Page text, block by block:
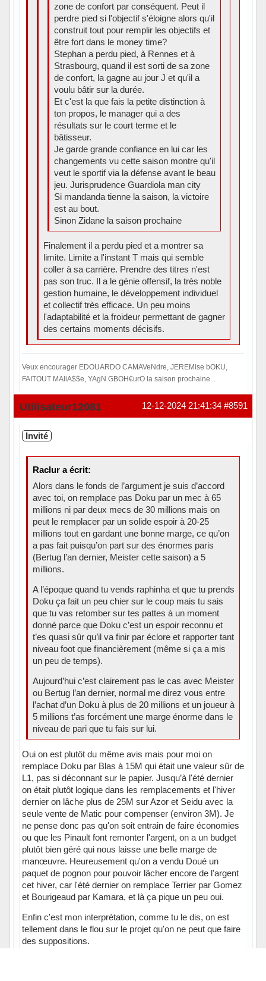
zone de confort par conséquent. Peut il
perdre pied si l'objectif s'éloigne alors qu'il
construit tout pour remplir les objectifs et
être fort dans le money time?
Stephan a perdu pied, à Rennes et à
Strasbourg, quand il est sorti de sa zone
de confort, la gagne au jour J et qu'il a
voulu bâtir sur la durée.
Et c'est la que fais la petite distinction à
ton propos, le manager qui a des
résultats sur le court terme et le
bâtisseur.
Je garde grande confiance en lui car les
changements vu cette saison montre qu'il
veut le sportif via la défense avant le beau
jeu. Jurisprudence Guardiola man city
Si mandanda tienne la saison, la victoire
est au bout.
Sinon Zidane la saison prochaine
Finalement il a perdu pied et a montrer sa
limite. Limite a l'instant T mais qui semble
coller à sa carrière. Prendre des titres n'est
pas son truc. Il a le génie offensif, la très noble
gestion humaine, le développement individuel
et collectif très efficace. Un peu moins
l'adaptabilité et la froideur permettant de gagner
des certains moments décisifs.
Veux encourager EDOUARDO CAMAVeNdre, JEREMise bOKU,
FAITOUT MAliA$$e, YAgN GBOH€urO la saison prochaine...
Hors ligne #8591
12-12-2024 21:41:34
Utilisateur12081
Invité
Raclur a écrit:
Alors dans le fonds de l’argument je suis d’accord
avec toi, on remplace pas Doku par un mec à 65
millions ni par deux mecs de 30 millions mais on
peut le remplacer par un solide espoir à 20-25
millions tout en gardant une bonne marge, ce qu’on
a pas fait puisqu’on part sur des énormes paris
(Bertug l’an dernier, Meister cette saison) a 5
millions.
A l’époque quand tu vends raphinha et que tu prends
Doku ça fait un peu chier sur le coup mais tu sais
que tu vas retomber sur tes pattes à un moment
donné parce que Doku c’est un espoir reconnu et
t’es quasi sûr qu’il va finir par éclore et rapporter tant
niveau foot que financièrement (même si ça a mis
un peu de temps).
Aujourd’hui c’est clairement pas le cas avec Meister
ou Bertug l’an dernier, normal me direz vous entre
l’achat d’un Doku à plus de 20 millions et un joueur à
5 millions t’as forcément une marge énorme dans le
niveau de pari que tu fais sur lui.
Oui on est plutôt du même avis mais pour moi on
remplace Doku par Blas à 15M qui était une valeur sûr de
L1, pas si déconnant sur le papier. Jusqu’à l'été dernier
on était plutôt logique dans les remplacements et l'hiver
dernier on lâche plus de 25M sur Azor et Seidu avec la
seule vente de Matic pour compenser (environ 3M). Je
ne pense donc pas qu'on soit entrain de faire économies
ou que les Pinault font remonter l'argent, on a un budget
plutôt bien géré qui nous laisse une belle marge de
manœuvre. Heureusement qu'on a vendu Doué un
paquet de pognon pour pouvoir lâcher encore de l'argent
cet hiver, car l'été dernier on remplace Terrier par Gomez
et Bourigeaud par Kamara, et là ça pique un peu oui.
Enfin c'est mon interprétation, comme tu le dis, on est
tellement dans le flou sur le projet qu'on ne peut que faire
des suppositions.